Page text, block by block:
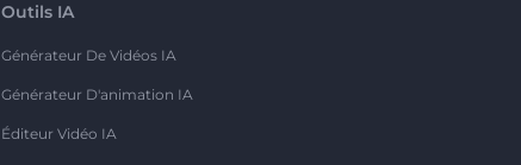
Outils IA
Générateur De Vidéos IA
Générateur D'animation IA
Éditeur Vidéo IA